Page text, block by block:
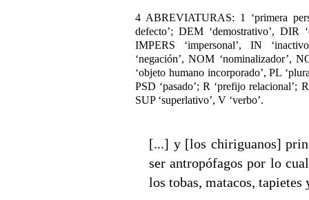
4 ABREVIATURAS: 1 ‘primera
defecto’; DEM ‘demostrativo’, DIR
IMPERS ‘impersonal’, IN
‘negación’, NOM ‘nominalizador’,
‘objeto humano incorporado’, PL
PSD ‘pasado’; R ‘prefijo relacional’;
SUP ‘superlativo’, V ‘verbo’.
[...] y [los chiriguanos]
ser antropófagos por lo
los tobas, matacos,